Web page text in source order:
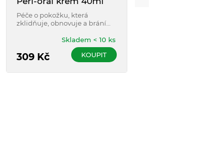
Péče o pokožku, která
zklidňuje, obnovuje a brání
309Kč
Skladem < 10 ks
KOUPIT